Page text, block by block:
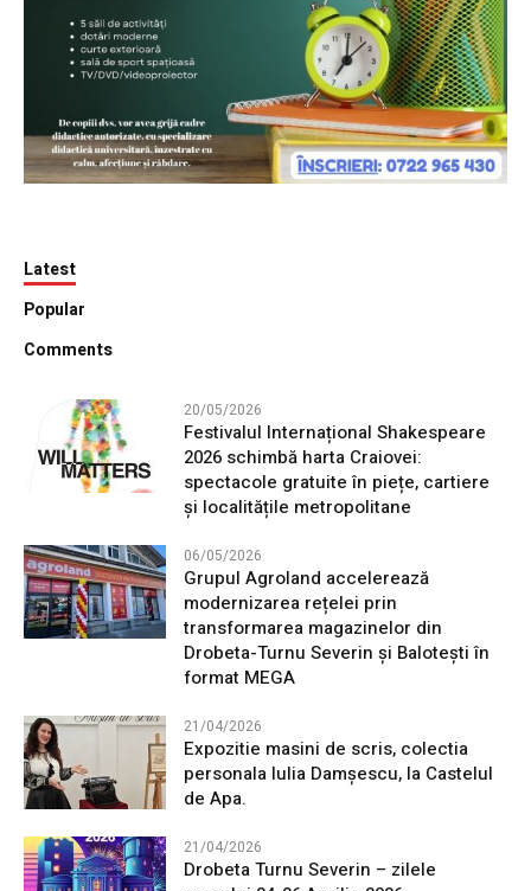
Latest
Popular
Comments
20/05/2026
Festivalul Internațional Shakespeare
2026 schimbă harta Craiovei:
spectacole gratuite în piețe, cartiere
și localitățile metropolitane
06/05/2026
Grupul Agroland accelerează
modernizarea rețelei prin
transformarea magazinelor din
Drobeta-Turnu Severin și Balotești în
format MEGA
21/04/2026
Expozitie masini de scris, colectia
personala Iulia Damșescu, la Castelul
de Apa.
21/04/2026
Drobeta Turnu Severin – zilele